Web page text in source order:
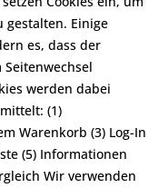
gestalten. Einige
es, dass der
werden dabei
(1)
Warenkorb (3) Log-In
(5) Informationen
Wir verwenden